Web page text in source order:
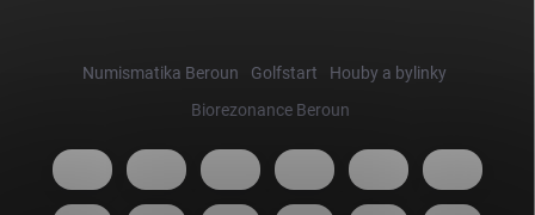
Numismatika Beroun Golfstart
Houby a bylinky
Biorezonance Beroun